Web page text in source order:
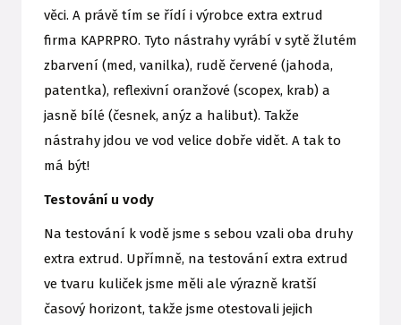
věci. A právě tím se řídí i výrobce extra extrud
firma KAPRPRO. Tyto nástrahy vyrábí v sytě žlutém
zbarvení (med, vanilka), rudě červené (jahoda,
patentka), reflexivní oranžové (scopex, krab) a
jasně bílé (česnek, anýz a halibut). Takže
nástrahy jdou ve vod velice dobře vidět. A tak to
má být!
Testování u vody
Na testování k vodě jsme s sebou vzali oba druhy
extra extrud. Upřímně, na testování extra extrud
ve tvaru kuliček jsme měli ale výrazně kratší
časový horizont, takže jsme otestovali jejich